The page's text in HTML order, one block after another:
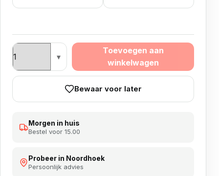
CALIBURN EZ-EVO Dart Points - Steel Tip - Laser
Toevoegen aan
winkelwagen
Bewaar voor later
Morgen in huis
Bestel voor 15.00
Probeer in Noordhoek
Persoonlijk advies